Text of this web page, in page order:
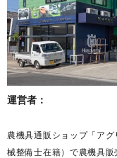
運営者：
農機具通販ショップ「ア
械整備士在籍）で農機具